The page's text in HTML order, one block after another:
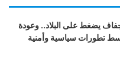
يضغط على البلاد.. وعودة
تطورات سياسية وأمنية